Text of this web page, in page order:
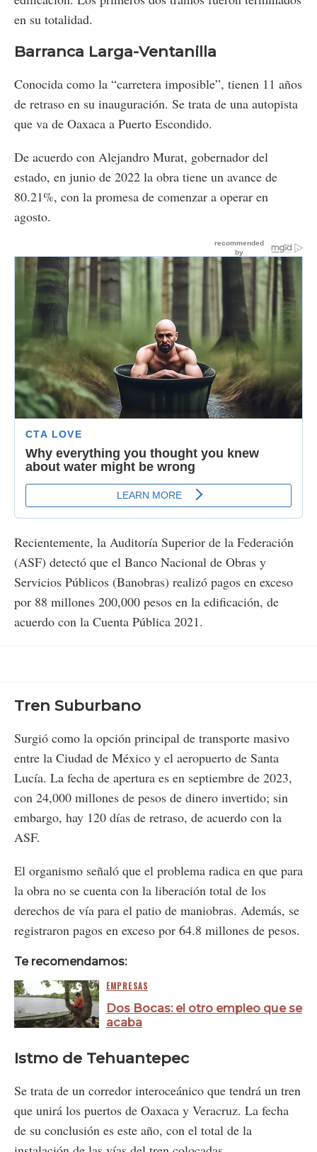
en su totalidad.
Barranca Larga-Ventanilla
Conocida como la “carretera imposible”, tienen 11 años
de retraso en su inauguración. Se trata de una autopista
que va de Oaxaca a Puerto Escondido.
De acuerdo con Alejandro Murat, gobernador del
estado, en junio de 2022 la obra tiene un avance de
80.21%, con la promesa de comenzar a operar en
agosto.
Recientemente, la Auditoría Superior de la Federación
(ASF) detectó que el Banco Nacional de Obras y
Servicios Públicos (Banobras) realizó pagos en exceso
por 88 millones 200,000 pesos en la edificación, de
acuerdo con la Cuenta Pública 2021.
Tren Suburbano
Surgió como la opción principal de transporte masivo
entre la Ciudad de México y el aeropuerto de Santa
Lucía. La fecha de apertura es en septiembre de 2023,
con 24,000 millones de pesos de dinero invertido; sin
embargo, hay 120 días de retraso, de acuerdo con la
ASF.
El organismo señaló que el problema radica en que para
la obra no se cuenta con la liberación total de los
derechos de vía para el patio de maniobras. Además, se
registraron pagos en exceso por 64.8 millones de pesos.
Te recomendamos:
EMPRESAS
Dos Bocas: el otro empleo que se
acaba
Istmo de Tehuantepec
Se trata de un corredor interoceánico que tendrá un tren
que unirá los puertos de Oaxaca y Veracruz. La fecha
de su conclusión es este año, con el total de la